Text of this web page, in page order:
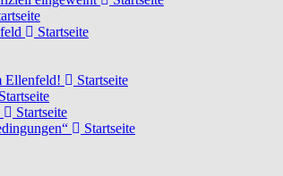
Startseite
Ellenfeld!
Startseite
Startseite
Startseite
Startseite